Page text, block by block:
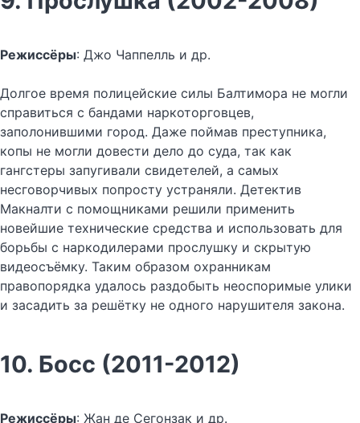
Режиссёры: Джо Чаппелль и др.
Долгое время полицейские силы Балтимора не могли
справиться с бандами наркоторговцев,
заполонившими город. Даже поймав преступника,
копы не могли довести дело до суда, так как
гангстеры запугивали свидетелей, а самых
несговорчивых попросту устраняли. Детектив
Макналти с помощниками решили применить
новейшие технические средства и использовать для
борьбы с наркодилерами прослушку и скрытую
видеосъёмку. Таким образом охранникам
правопорядка удалось раздобыть неоспоримые улики
и засадить за решётку не одного нарушителя закона.
10. Босс (2011-2012)
Режиссёры: Жан де Сегонзак и др.